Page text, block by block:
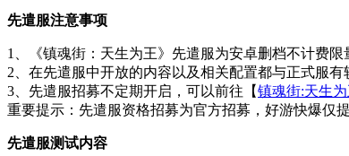
先遣服注意事项
1、《镇魂街：天生为王》先遣服为安卓删档不计费
2、在先遣服中开放的内容以及相关配置都与正式服
3、先遣服招募不定期开启，可以前往【镇魂街:天生
重要提示：先遣服资格招募为官方招募，好游快爆仅提
先遣服测试内容